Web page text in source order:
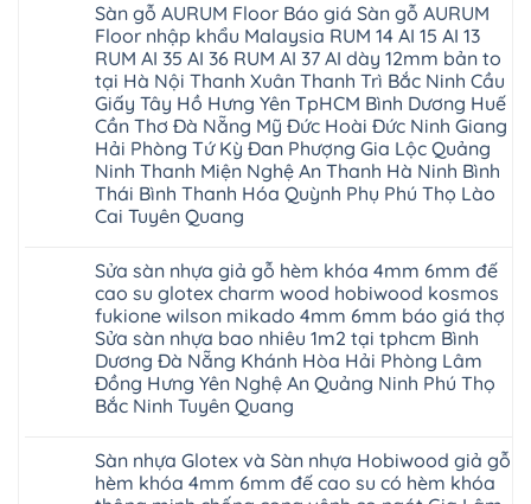
Sàn gỗ AURUM Floor Báo giá Sàn gỗ AURUM
Floor nhập khẩu Malaysia RUM 14 AI 15 AI 13
RUM AI 35 AI 36 RUM AI 37 AI dày 12mm bản to
tại Hà Nội Thanh Xuân Thanh Trì Bắc Ninh Cầu
Giấy Tây Hồ Hưng Yên TpHCM Bình Dương Huế
Cần Thơ Đà Nẵng Mỹ Đức Hoài Đức Ninh Giang
Hải Phòng Tứ Kỳ Đan Phượng Gia Lộc Quảng
Ninh Thanh Miện Nghệ An Thanh Hà Ninh Bình
Thái Bình Thanh Hóa Quỳnh Phụ Phú Thọ Lào
Cai Tuyên Quang
bình
luận
ở
Sàn
gỗ
AURUM
Floor
Báo
giá
Sàn
Floor
nhập
khẩu
Sửa sàn nhựa giả gỗ hèm khóa 4mm 6mm đế
cao su glotex charm wood hobiwood kosmos
fukione wilson mikado 4mm 6mm báo giá thợ
Sửa sàn nhựa bao nhiêu 1m2 tại tphcm Bình
Dương Đà Nẵng Khánh Hòa Hải Phòng Lâm
Đồng Hưng Yên Nghệ An Quảng Ninh Phú Thọ
Bắc Ninh Tuyên Quang
bình
luận
ở
Sàn nhựa Glotex và Sàn nhựa Hobiwood giả gỗ
hèm khóa 4mm 6mm đế cao su có hèm khóa